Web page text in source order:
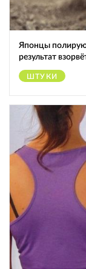
Японцы
результат
ШТУКИ